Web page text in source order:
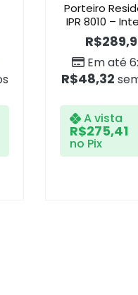
Porteiro
IPR 8010 –
R$
Em até
R$48,32
A vista
R$275,41
no Pix